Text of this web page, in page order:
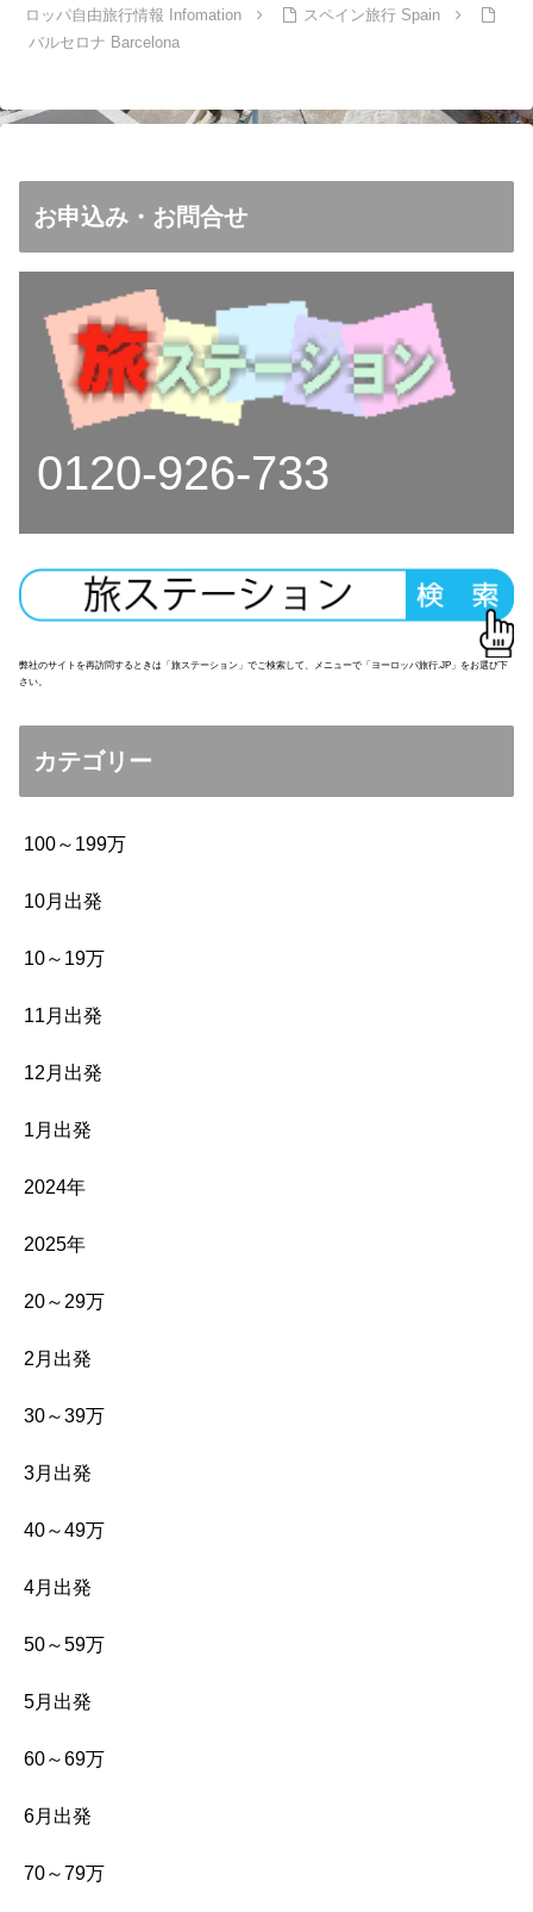
ロッパ自由旅行情報 Infomation
スペイン旅行 Spain
バルセロナ Barcelona
お申込み・お問合せ
0120-926-733
弊社のサイトを再訪問するときは「旅ステーション」でご検索して、メニューで「ヨーロッパ旅行.JP」をお選び下
さい。
カテゴリー
100～199万
10月出発
10～19万
11月出発
12月出発
1月出発
2024年
2025年
20～29万
2月出発
30～39万
3月出発
40～49万
4月出発
50～59万
5月出発
60～69万
6月出発
70～79万